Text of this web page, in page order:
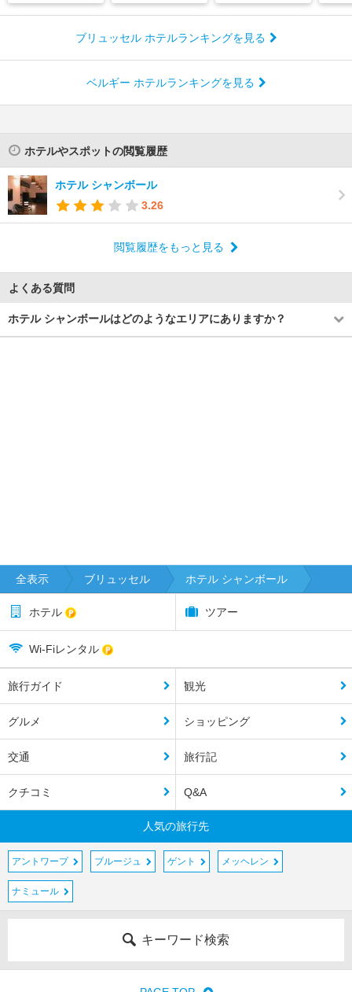
ブリュッセル ホテルランキングを見る
ベルギー ホテルランキングを見る
ホテルやスポットの閲覧履歴
ホテル シャンボール
3.26
閲覧履歴をもっと見る
よくある質問
ホテル シャンボールはどのようなエリアにありますか？
全表示 ブリュッセル ホテル シャンボール
ホテル ツアー
Wi-Fiレンタル
旅行ガイド 観光
グルメ ショッピング
交通 旅行記
クチコミ Q&A
人気の旅行先
アントワープ ブルージュ ゲント メッヘレン
ナミュール
キーワード検索